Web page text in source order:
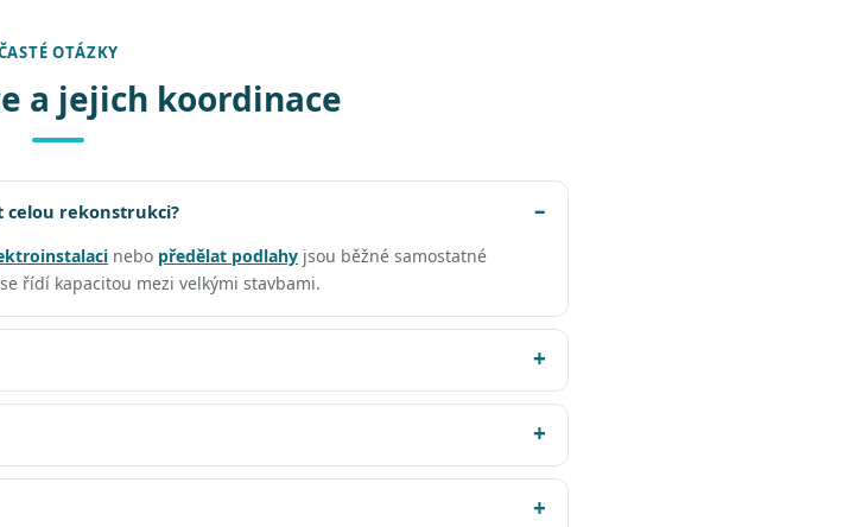
OTÁZKY
a jejich koordinace
celou rekonstrukci?
nebo předělat podlahy jsou běžné samostatné
řídí kapacitou mezi velkými stavbami.